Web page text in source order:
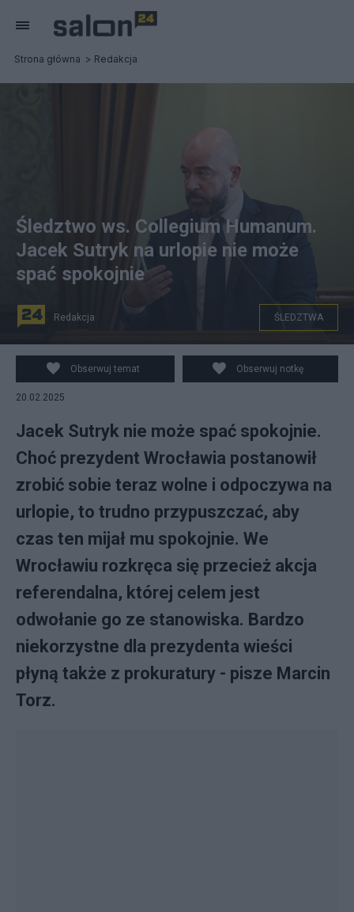
Strona główna Redakcja
Prezydent Wrocławia Jacek Sutryk podczas Sesji Rady
Miasta we Wrocławiu. fot. PAP/Maciej Kulczyński
Śledztwo ws. Collegium Humanum.
Jacek Sutryk na urlopie nie może
spać spokojnie
Redakcja ŚLEDZTWA
Obserwuj temat Obserwuj notkę
20.02.2025
Jacek Sutryk nie może spać spokojnie.
Choć prezydent Wrocławia postanowił
zrobić sobie teraz wolne i odpoczywa na
urlopie, to trudno przypuszczać, aby
czas ten mijał mu spokojnie. We
Wrocławiu rozkręca się przecież akcja
referendalna, której celem jest
odwołanie go ze stanowiska. Bardzo
niekorzystne dla prezydenta wieści
płyną także z prokuratury - pisze Marcin
Torz.